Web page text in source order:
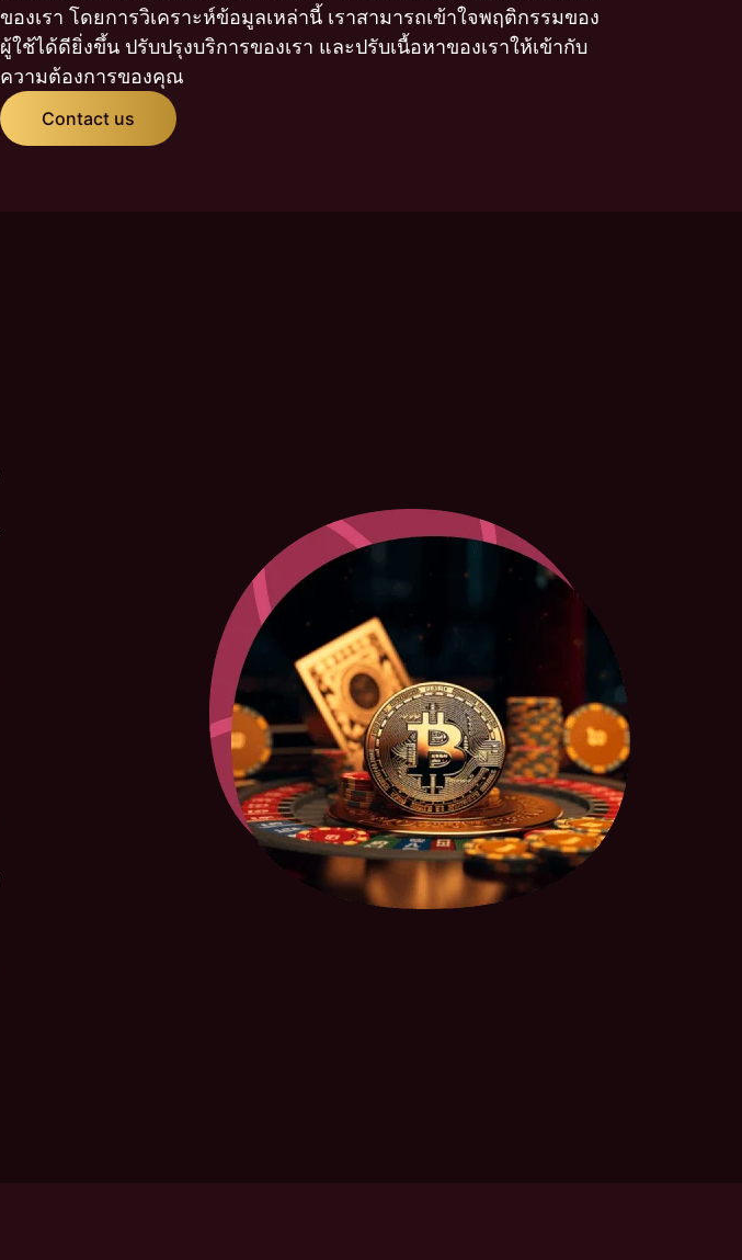
ของเรา โดยการวิเคราะห์ข้อมูลเหล่านี้ เราสามารถเข้าใจพฤติกรรมของ
ผู้ใช้ได้ดียิ่งขึ้น ปรับปรุงบริการของเรา และปรับเนื้อหาของเราให้เข้ากับ
ความต้องการของคุณ
Contact us